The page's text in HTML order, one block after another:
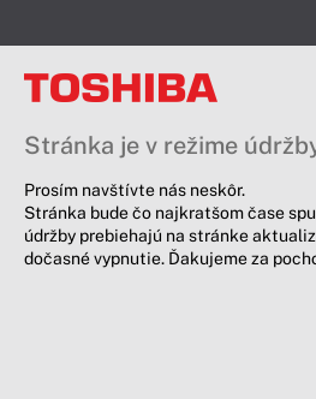
Stránka je v režime
Prosím navštívte nás neskôr.
Stránka bude čo najkratšom čase
údržby prebiehajú na stránke
dočasné vypnutie. Ďakujeme za